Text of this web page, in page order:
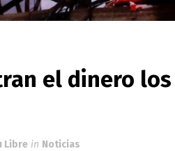
el dinero
Libre in Noticias